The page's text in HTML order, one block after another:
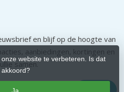
website te verbeteren. Is dat
akkoord?
en blijf op de hoogte van
aanbiedingen, kortingen en
samen.
Abonneer